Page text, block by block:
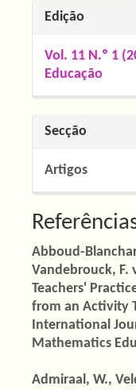
Edição
Vol. 11 N.º 1
Educação
Secção
Artigos
Abboud-
Vandebrouck, F.
Teachers'
from an Activity
International
Mathematics
Admiraal, W.,